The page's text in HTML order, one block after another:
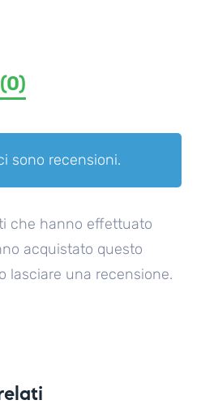
sono recensioni.
che hanno effettuato
acquistato questo
lasciare una recensione.